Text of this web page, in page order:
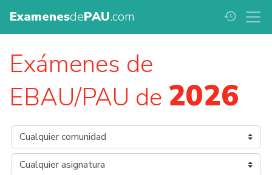
ExamenesdePAU.com history
Exámenes de
EBAU/PAU de 2026